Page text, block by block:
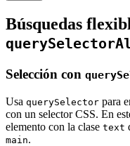
Búsquedas
Selección con
Usa querySelector para
con un selector CSS. En
elemento con la clase text
main.